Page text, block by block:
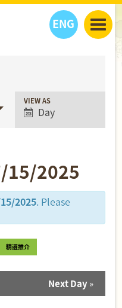
ENG
教學活動
人物專題
丫丫活動
親子好去處
健康生活館
學習成長路
聯絡
夥伴 + 友情連接
Event
Views
Navigation
VIEW AS
Day
15/2025
2025. Please
精選推介
Next Day»